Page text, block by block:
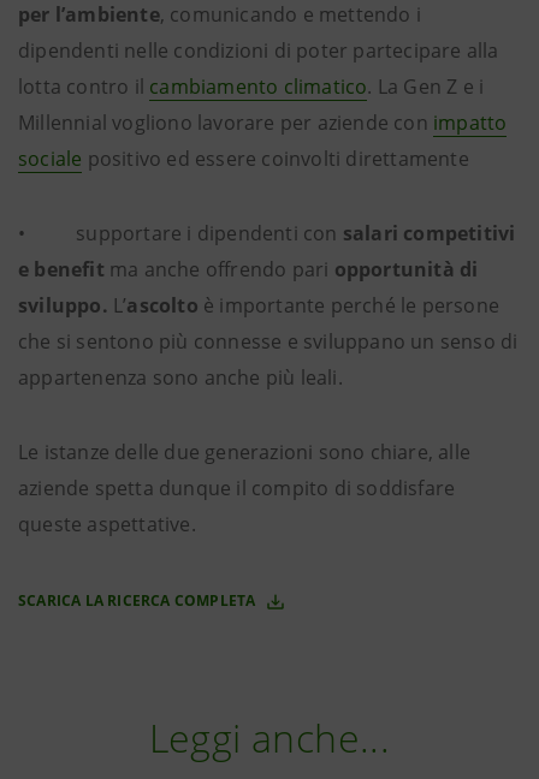
per l’ambiente, comunicando e mettendo i
dipendenti nelle condizioni di poter partecipare alla
lotta contro il cambiamento climatico. La Gen Z e i
Millennial vogliono lavorare per aziende con impatto
sociale positivo ed essere coinvolti direttamente
• supportare i dipendenti con salari competitivi
e benefit ma anche offrendo pari opportunità di
sviluppo. L’ascolto è importante perché le persone
che si sentono più connesse e sviluppano un senso di
appartenenza sono anche più leali.
Le istanze delle due generazioni sono chiare, alle
aziende spetta dunque il compito di soddisfare
queste aspettative.
SCARICA LA RICERCA COMPLETA
Leggi anche...